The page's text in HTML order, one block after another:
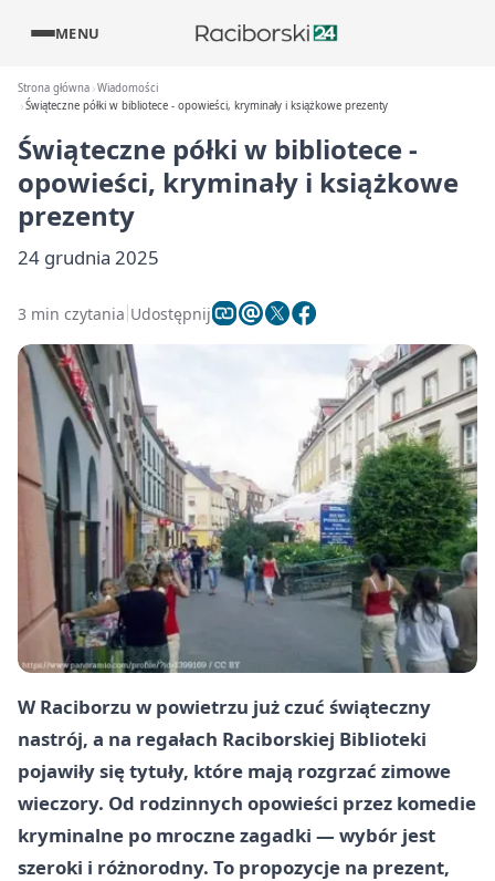
MENU
Strona główna Wiadomości
Świąteczne półki w bibliotece - opowieści, kryminały i książkowe prezenty
Świąteczne półki w bibliotece -
opowieści, kryminały i książkowe
prezenty
24 grudnia 2025
3 min czytania Udostępnij
W Raciborzu w powietrzu już czuć świąteczny
nastrój, a na regałach Raciborskiej Biblioteki
pojawiły się tytuły, które mają rozgrzać zimowe
wieczory. Od rodzinnych opowieści przez komedie
kryminalne po mroczne zagadki — wybór jest
szeroki i różnorodny. To propozycje na prezent,